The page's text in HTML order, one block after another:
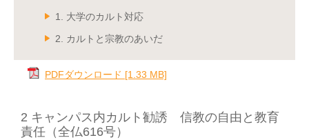
1. 大学のカルト対応
2. カルトと宗教のあいだ
PDFダウンロード [1.33 MB]
2 キャンパス内カルト勧誘 信教の自由と教育
責任（全仏616号）